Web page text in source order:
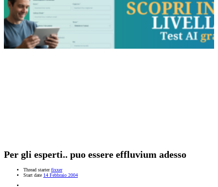
Per gli esperti.. puo essere effluvium adesso
Thread starter fixxer
Start date 14 Febbraio 2004